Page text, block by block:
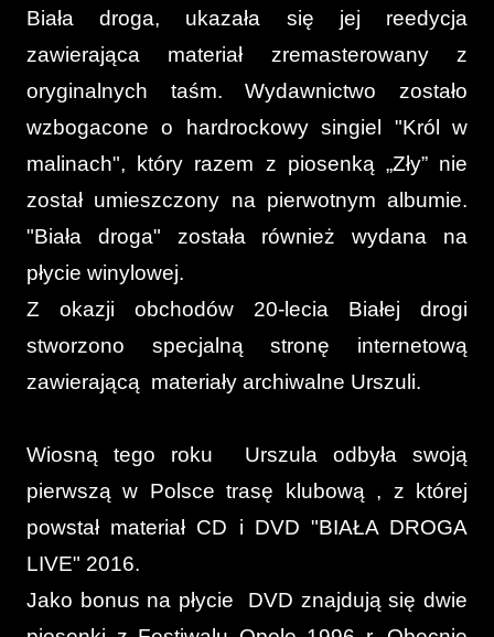
Biała droga, ukazała się jej reedycja
zawierająca materiał zremasterowany z
oryginalnych taśm. Wydawnictwo zostało
wzbogacone o hardrockowy singiel "Król w
malinach", który razem z piosenką „Zły” nie
został umieszczony na pierwotnym albumie.
"Biała droga" została również wydana na
płycie winylowej.
Z okazji obchodów 20-lecia Białej drogi
stworzono specjalną stronę internetową
zawierającą materiały archiwalne Urszuli.
Wiosną tego roku Urszula odbyła swoją
pierwszą w Polsce trasę klubową , z której
powstał materiał CD i DVD "BIAŁA DROGA
LIVE" 2016.
Jako bonus na płycie DVD znajdują się dwie